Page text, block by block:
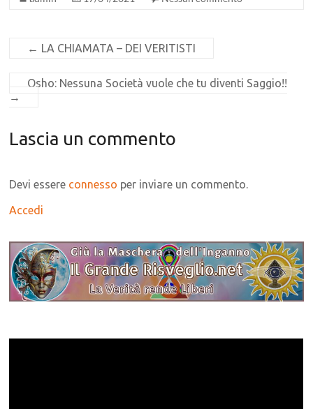
← LA CHIAMATA – DEI VERITISTI
Osho: Nessuna Società vuole che tu diventi Saggio!!
→
Lascia un commento
Devi essere connesso per inviare un commento.
Accedi